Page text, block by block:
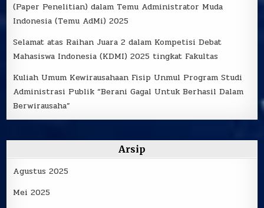
(Paper Penelitian) dalam Temu Administrator Muda
Indonesia (Temu AdMi) 2025
Selamat atas Raihan Juara 2 dalam Kompetisi Debat
Mahasiswa Indonesia (KDMI) 2025 tingkat Fakultas
Kuliah Umum Kewirausahaan Fisip Unmul Program Studi
Administrasi Publik “Berani Gagal Untuk Berhasil Dalam
Berwirausaha”
Arsip
Agustus 2025
Mei 2025